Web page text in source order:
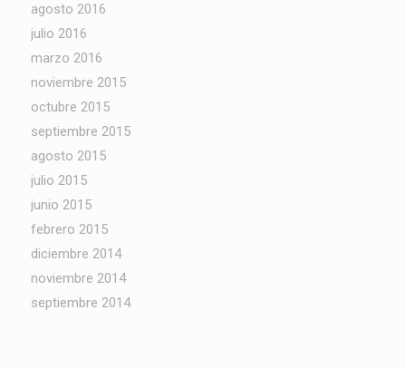
agosto 2016
julio 2016
marzo 2016
noviembre 2015
octubre 2015
septiembre 2015
agosto 2015
julio 2015
junio 2015
febrero 2015
diciembre 2014
noviembre 2014
septiembre 2014